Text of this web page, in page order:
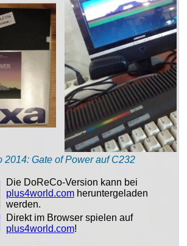
2014: Gate of Power auf C232
Die DoReCo-Version kann bei
plus4world.comheruntergeladen
werden.
Direkt im Browser spielen auf
plus4world.com!